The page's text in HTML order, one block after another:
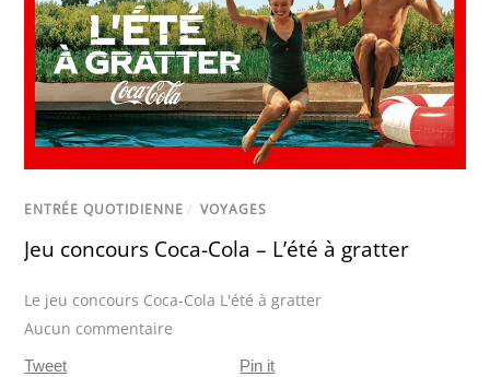
ENTRÉE QUOTIDIENNE / VOYAGES
Jeu concours Coca-Cola – L’été à gratter
Le jeu concours Coca-Cola L'été à gratter
Aucun commentaire
Tweet Pin it